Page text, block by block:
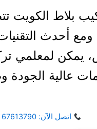
بلاط الكويت
ومع أحدث
يمكن لمعلمي
عالية الجودة
اتصل الآن: 67613790